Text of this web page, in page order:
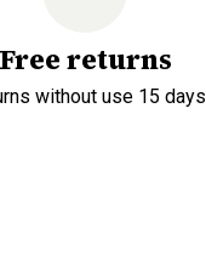
Free returns
without use 15 days